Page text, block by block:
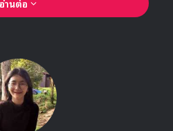
มากในการทำอัลบั้มที่มีสีสันของ
ะก็มันยากที่จะต้องรอเพราะฉัน
ปปี้กับผลลัพธ์ที่ออกมาค่ะ”